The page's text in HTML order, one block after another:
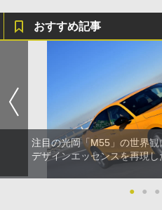
おすすめ記事
注目の光岡「M55」の世界
デザインエッセンスを再現
● ● ●